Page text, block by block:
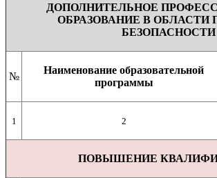
ДОПОЛНИТЕЛЬНОЕ
ОБРАЗОВАНИЕ В ОБЛАСТИ
БЕЗОПАСНОСТИ
№
Наименование образовательной
программы
1 2
ПОВЫШЕНИЕ